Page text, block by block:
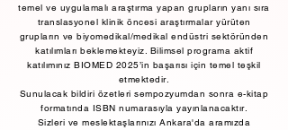
temel ve uygulamalı araştırma yapan grupların yanı sıra
translasyonel klinik öncesi araştırmalar yürüten
grupların ve biyomedikal/medikal endüstri sektöründen
katılımları beklemekteyiz. Bilimsel programa aktif
katılımınız BIOMED 2025’in başarısı için temel teşkil
etmektedir.
Sunulacak bildiri özetleri sempozyumdan sonra e-kitap
formatında ISBN numarasıyla yayınlanacaktır.
Sizleri ve meslektaşlarınızı Ankara'da aramızda